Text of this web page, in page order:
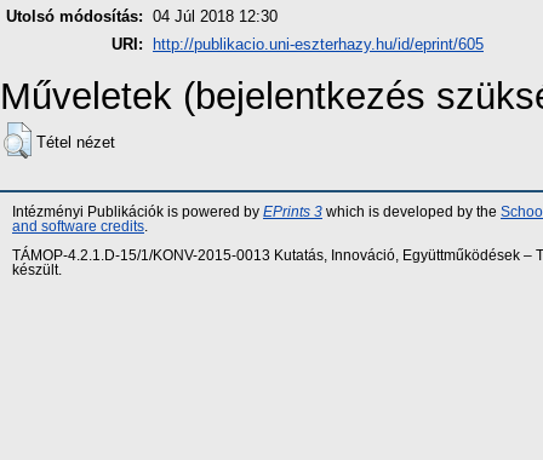
Utolsó módosítás: 04 Júl 2018 12:30
URI:
http://publikacio.uni-eszterhazy.hu/id/eprint/605
Műveletek (bejelentkezés
Tétel nézet
Intézményi Publikációk is powered by EPrints 3 which is developed by the
and software credits
TÁMOP-4.2.1.D-15/1/KONV-2015-0013 Kutatás, Innováció, Együttműködések
készült.